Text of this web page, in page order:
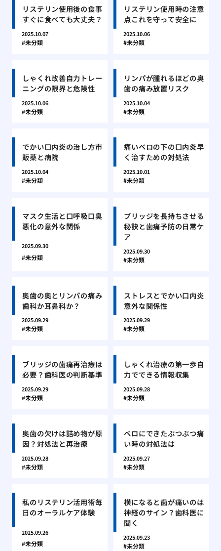
リステリン使用後の食事
すぐに食べても大丈夫？
2025.10.07
未分類
リステリン使用時の注意
点これを守って安全に
2025.10.06
未分類
しゃくれ改善自力トレー
ニングの限界と危険性
2025.10.06
未分類
リンパが腫れるほどの奥
歯の痛み放置リスク
2025.10.04
未分類
でかい口内炎の治し方市
販薬と病院
2025.10.04
未分類
痛いベロの下の口内炎早
く治すための対処法
2025.10.01
未分類
マスク生活と口呼吸口臭
悪化の意外な関係
2025.09.30
未分類
ブリッジを長持ちさせる
秘訣と歯痛予防の日常ケ
ア
2025.09.30
未分類
奥歯の奥とリンパの痛み
歯科か耳鼻科か？
2025.09.29
未分類
ストレスとでかい口内炎
意外な関係性
2025.09.29
未分類
ブリッジの歯痛再治療は
必要？歯科医の判断基準
2025.09.29
未分類
しゃくれ治療の第一歩自
力でできる情報収集
2025.09.28
未分類
奥歯の欠けは詰め物が原
因？対処法と再治療
2025.09.28
未分類
ベロにできたぶつぶつ痛
い時の対処法は
2025.09.27
未分類
私のリステリン活用術毎
日のオーラルケア体験
2025.09.26
未分類
横になると歯が痛いのは
神経のサイン？歯科医に
聞く
2025.09.23
未分類